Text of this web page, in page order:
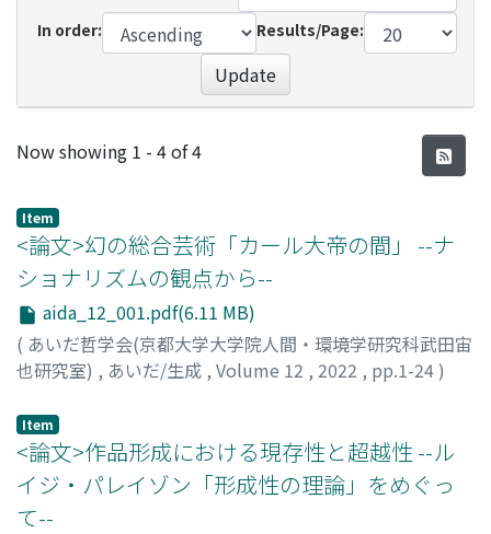
In order:
Results/Page:
Update
Recent Submissions
Now showing 1 - 4 of 4
Item
<論文>幻の総合芸術「カール大帝の間」 --ナ
ショナリズムの観点から--
aida_12_001.pdf(6.11 MB)
( あいだ哲学会(京都大学大学院人間・環境学研究科武田宙
也研究室) , あいだ/生成 , Volume 12 , 2022 , pp.1-24)
Item
<論文>作品形成における現存性と超越性 --ル
イジ・パレイゾン「形成性の理論」をめぐっ
て--